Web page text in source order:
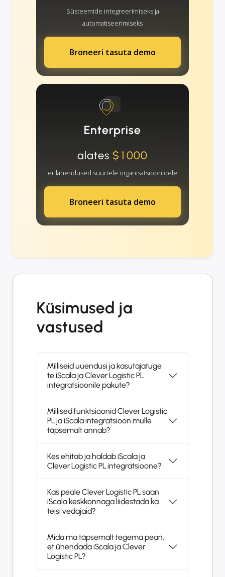
Süsteemide integreerimiseks ja
automatiseerimiseks
Broneeri tasuta demo
Enterprise
alates $1000
erilahendused suurtele organisatsioonidele
Broneeri tasuta demo
Küsimused ja
vastused
Milliseid uuendusi ja kasutajatuge
te iScala ja Clever Logistic PL
integratsioonile pakute?
Millised funktsioonid Clever Logistic
PL ja iScala integratsioon mulle
täpsemalt annab?
Kes ehitab ja haldab iScala ja
Clever Logistic PL integratsioone?
Kas peale Clever Logistic PL saan
iScala keskkonnaga liidestada ka
teisi vedajaid?
Mida ma täpsemalt tegema pean,
et ühendada iScala ja Clever
Logistic PL?